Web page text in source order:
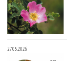
27.05.2026